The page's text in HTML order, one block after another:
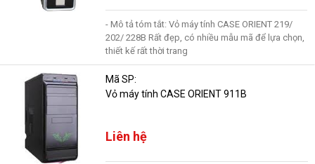
- Mô tả tóm tắt: Vỏ máy tính CASE ORIENT 219/
202/ 228B Rất đẹp, có nhiều mẫu mã để lựa chọn,
thiết kế rất thời trang
Mã SP:
Vỏ máy tính CASE ORIENT 911B
Liên hệ